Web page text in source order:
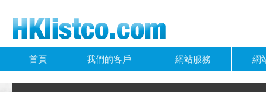
首頁 我們的客戶 網站服務 網